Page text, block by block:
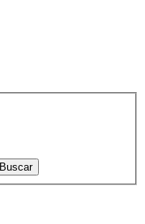
Buscar